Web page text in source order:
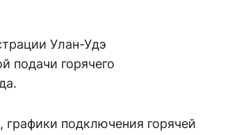
Улан-Удэ
подачи горячего
подключения горячей